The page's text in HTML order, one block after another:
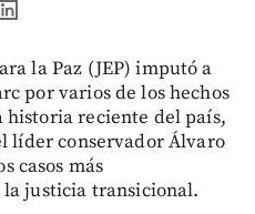
la Paz (JEP) imputó a
por varios de los hechos
historia reciente del país,
líder conservador Álvaro
casos más
justicia transicional.